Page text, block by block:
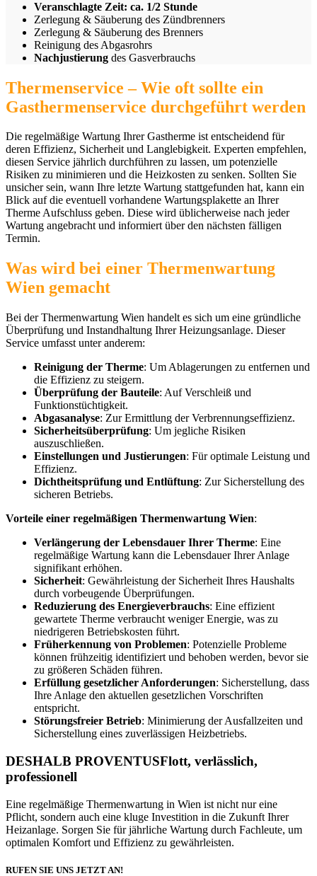
Veranschlagte Zeit: ca. 1/2 Stunde
Zerlegung & Säuberung des Zündbrenners
Zerlegung & Säuberung des Brenners
Reinigung des Abgasrohrs
Nachjustierung des Gasverbrauchs
Thermenservice – Wie oft sollte ein
Gasthermenservice durchgeführt werden
Die regelmäßige Wartung Ihrer Gastherme ist entscheidend für
deren Effizienz, Sicherheit und Langlebigkeit. Experten empfehlen,
diesen Service jährlich durchführen zu lassen, um potenzielle
Risiken zu minimieren und die Heizkosten zu senken. Sollten Sie
unsicher sein, wann Ihre letzte Wartung stattgefunden hat, kann ein
Blick auf die eventuell vorhandene Wartungsplakette an Ihrer
Therme Aufschluss geben. Diese wird üblicherweise nach jeder
Wartung angebracht und informiert über den nächsten fälligen
Termin.
Was wird bei einer Thermenwartung
Wien gemacht
Bei der Thermenwartung Wien handelt es sich um eine gründliche
Überprüfung und Instandhaltung Ihrer Heizungsanlage. Dieser
Service umfasst unter anderem:
Reinigung der Therme: Um Ablagerungen zu entfernen und
die Effizienz zu steigern.
Überprüfung der Bauteile: Auf Verschleiß und
Funktionstüchtigkeit.
Abgasanalyse: Zur Ermittlung der Verbrennungseffizienz.
Sicherheitsüberprüfung: Um jegliche Risiken
auszuschließen.
Einstellungen und Justierungen: Für optimale Leistung und
Effizienz.
Dichtheitsprüfung und Entlüftung: Zur Sicherstellung des
sicheren Betriebs.
Vorteile einer regelmäßigen Thermenwartung Wien:
Verlängerung der Lebensdauer Ihrer Therme: Eine
regelmäßige Wartung kann die Lebensdauer Ihrer Anlage
signifikant erhöhen.
Sicherheit: Gewährleistung der Sicherheit Ihres Haushalts
durch vorbeugende Überprüfungen.
Reduzierung des Energieverbrauchs: Eine effizient
gewartete Therme verbraucht weniger Energie, was zu
niedrigeren Betriebskosten führt.
Früherkennung von Problemen: Potenzielle Probleme
können frühzeitig identifiziert und behoben werden, bevor sie
zu größeren Schäden führen.
Erfüllung gesetzlicher Anforderungen: Sicherstellung, dass
Ihre Anlage den aktuellen gesetzlichen Vorschriften
entspricht.
Störungsfreier Betrieb: Minimierung der Ausfallzeiten und
Sicherstellung eines zuverlässigen Heizbetriebs.
DESHALB PROVENTUSFlott, verlässlich,
professionell
Eine regelmäßige Thermenwartung in Wien ist nicht nur eine
Pflicht, sondern auch eine kluge Investition in die Zukunft Ihrer
Heizanlage. Sorgen Sie für jährliche Wartung durch Fachleute, um
optimalen Komfort und Effizienz zu gewährleisten.
RUFEN SIE UNS JETZT AN!